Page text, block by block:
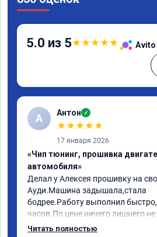
5.0 из 5★★★★★ Avito
А Антон ✓
★★★★★
17 января 2026
«Чип тюнинг, прошивка
автомобиля»
Делал у Алексея прошивку на
Ауди.Машина задышала,стала
бодрее.Работу выполнил
часов.По цене ничего лишнего не
как договаривались
Читать полностью